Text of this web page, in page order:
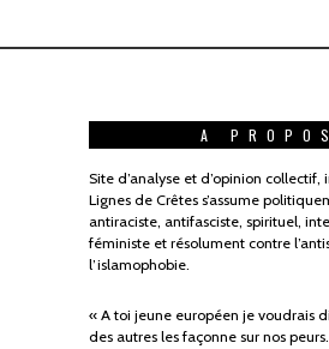
A PROPOS
Site d’analyse et d’opinion collectif,
Lignes de Crêtes s’assume
antiraciste, antifasciste, spirituel,
féministe et résolument contre
l’islamophobie.
« A toi jeune européen je voudrais
des autres les façonne sur nos